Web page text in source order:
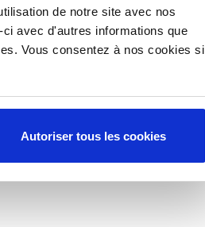
de notre site avec nos
avec d'autres informations que
Vous consentez à nos cookies si
Autoriser tous les cookies